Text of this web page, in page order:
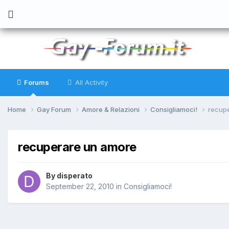
Forums All Activity
Home Gay Forum Amore & Relazioni Consigliamoci!
recuperare un amore
By disperato
September 22, 2010 in Consigliamoci!